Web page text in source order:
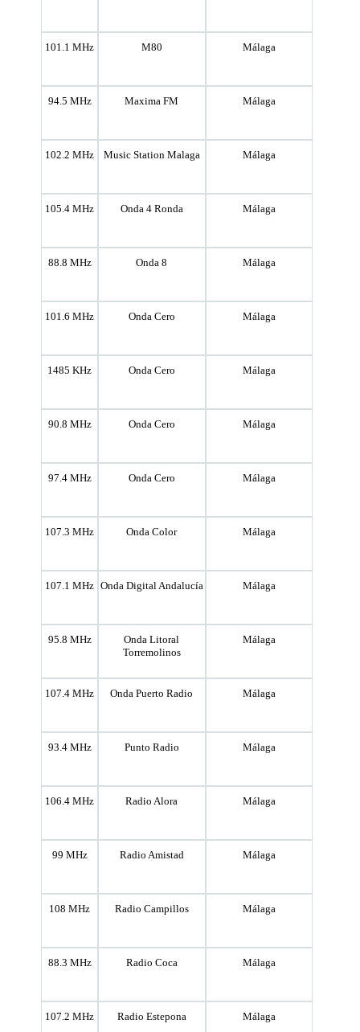
101.1 MHz M80 Málaga
94.5 MHz Maxima FM Málaga
102.2 MHz Music Station Malaga Málaga
105.4 MHz Onda 4 Ronda Málaga
88.8 MHz Onda 8 Málaga
101.6 MHz Onda Cero Málaga
1485 KHz Onda Cero Málaga
90.8 MHz Onda Cero Málaga
97.4 MHz Onda Cero Málaga
107.3 MHz Onda Color Málaga
107.1 MHz Onda Digital Andalucía Málaga
95.8 MHz
Onda Litoral
Torremolinos
Málaga
107.4 MHz Onda Puerto Radio Málaga
93.4 MHz Punto Radio Málaga
106.4 MHz Radio Alora Málaga
99 MHz Radio Amistad Málaga
108 MHz Radio Campillos Málaga
88.3 MHz Radio Coca Málaga
107.2 MHz Radio Estepona Málaga